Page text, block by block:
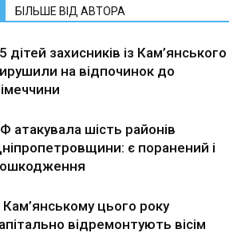
БІЛЬШЕ ВІД АВТОРА
дітей захисників із Кам’янського
на відпочинок до
атакувала шість районів
є поранений і
цього року
відремонтують вісім